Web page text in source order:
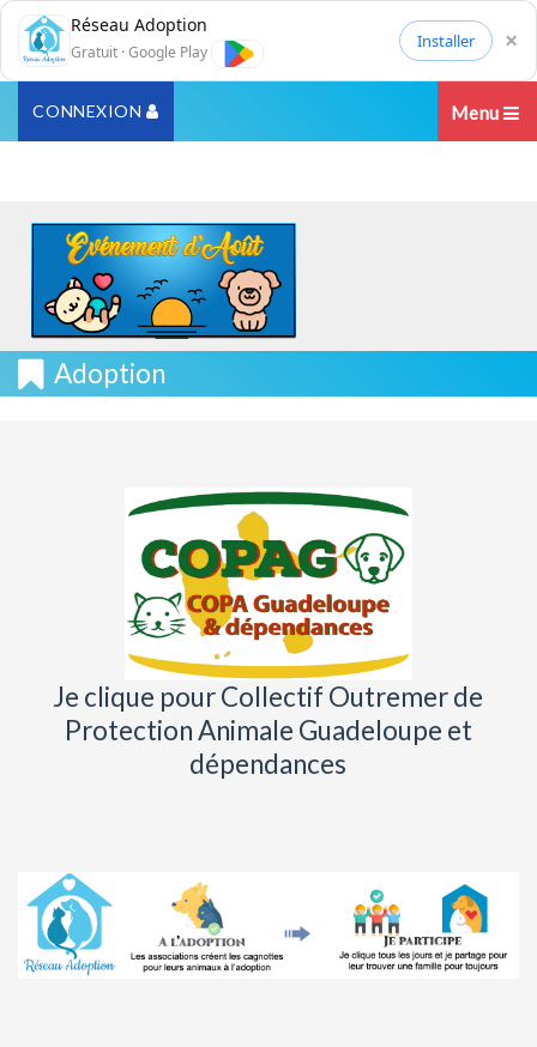
Réseau Adoption
Gratuit · Google Play
Installer ×
CONNEXION Menu
Adoption
Je clique pour Collectif Outremer de
Protection Animale Guadeloupe et
dépendances